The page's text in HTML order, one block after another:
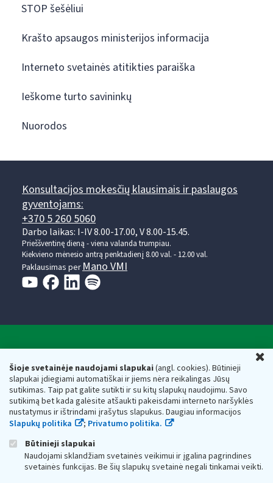
Šioje svetainėje naudojami slapukai(angl. cookies). Būtinieji
slapukai įdiegiami automatiškai ir jiems nėra reikalingas Jūsų
sutikimas. Taip pat galite sutikti ir su kitų slapukų naudojimu. Savo
sutikimą bet kada galėsite atšaukti pakeisdami interneto naršyklės
nustatymus ir ištrindami įrašytus slapukus. Daugiau informacijos
Slapukų politika
; Privatumo politika.
Būtinieji slapukai
Naudojami sklandžiam svetainės veikimui ir įgalina pagrindines
svetainės funkcijas. Be šių slapukų svetainė negali tinkamai veikti.
STOP šešėliui
Krašto apsaugos ministerijos informacija
Interneto svetainės atitikties paraiška
Ieškome turto savininkų
Nuorodos
Konsultacijos mokesčių klausimais ir paslaugos
gyventojams:
+370 5 260 5060
Darbo laikas: I-IV 8.00-17.00, V 8.00-15.45.
Prieššventinę dieną - viena valanda trumpiau.
Kiekvieno mėnesio antrą penktadienį 8.00 val. - 12.00 val.
Paklausimas per Mano VMI
Respublikos finansų ministerijos
Biudžetinė įstaiga. Juridinio asmens kodas — 188659752,
adresas: Vasario 16-osios g. 14, 01107 Vilnius, Lietuva, el.paštas:
vmi@vmi.lt, E. pristatymo dėžutės adresas 188659752
Duomenys apie Valstybinę mokesčių inspekciją prie Lietuvos
Respublikos finansų ministerijos kaupiami ir saugomi Juridinių